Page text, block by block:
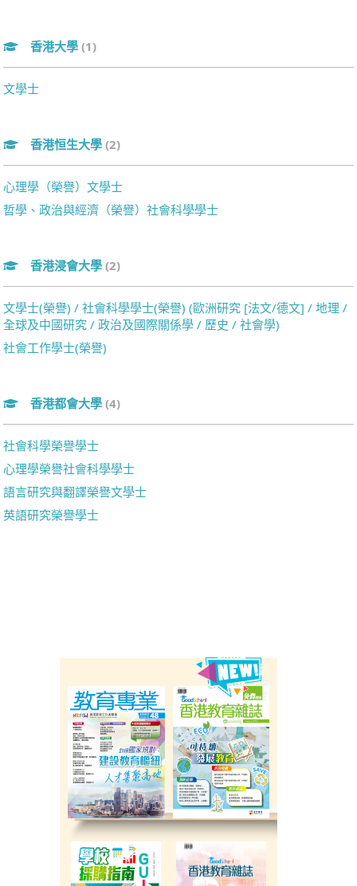
香港大學 (1)
文學士
香港恒生大學 (2)
心理學（榮譽）文學士
哲學、政治與經濟（榮譽）社會科學學士
香港浸會大學 (2)
文學士(榮譽) / 社會科學學士(榮譽) (歐洲研究 [法文/德文] / 地理 /
全球及中國研究 / 政治及國際關係學 / 歷史 / 社會學)
社會工作學士(榮譽)
香港都會大學 (4)
社會科學榮譽學士
心理學榮譽社會科學學士
語言研究與翻譯榮譽文學士
英語研究榮譽學士